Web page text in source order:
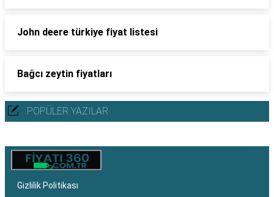
John deere türkiye fiyat listesi
Bağcı zeytin fiyatları
POPÜLER YAZILAR
Gizlilik Politikası